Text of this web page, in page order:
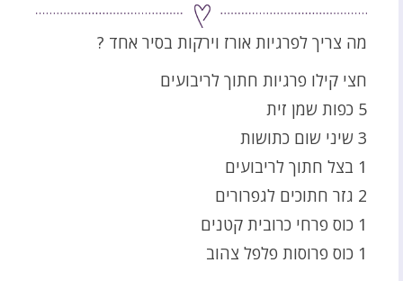
מה צריך לפרגיות אורז וירקות בסיר אחד ?
חצי קילו פרגיות חתוך לריבועים
5 כפות שמן זית
3 שיני שום כתושות
1 בצל חתוך לריבועים
2 גזר חתוכים לגפרורים
1 כוס פרחי כרובית קטנים
1 כוס פרוסות פלפל צהוב